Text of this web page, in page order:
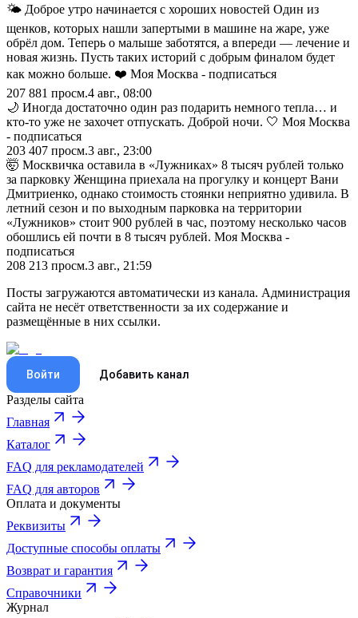
🌤 Доброе утро начинается с хороших новостей Один из
щенков, которых нашли запертыми в машине на жаре, уже
обрёл дом. Теперь о малыше заботятся, а впереди — лечение и
новая жизнь. Пусть таких историй с добрым финалом будет
как можно больше. ❤️ Моя Москва - подписаться
207 881 просм.4 авг., 08:00
🌙 Иногда достаточно один раз подарить немного тепла… и
кто-то уже не захочет отпускать. Доброй ночи. 🤍 Моя Москва
- подписаться
203 407 просм.3 авг., 23:00
🤯 Москвичка оставила в «Лужниках» 8 тысяч рублей только
за парковку Женщина приехала на прогулку и концерт Вани
Дмитриенко, однако стоимость стоянки неприятно удивила. В
летний сезон и по выходным парковка на территории
«Лужников» стоит 900 рублей в час, поэтому несколько часов
обошлись ей почти в 8 тысяч рублей. Моя Москва -
подписаться
208 213 просм.3 авг., 21:59
Посты загружаются автоматически из канала. Администрация
сайта не несёт ответственности за их содержание и
размещённые в них ссылки.
Войти Добавить канал
Разделы сайта
Главная
Каталог
FAQ для рекламодателей
FAQ для авторов
Оплата и документы
Реквизиты
Доступные способы оплаты
Возврат и гарантия
Справочники
Журнал